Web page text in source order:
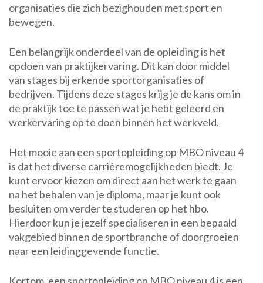
organisaties die zich bezighouden met sport en
bewegen.
Een belangrijk onderdeel van de opleiding is het
opdoen van praktijkervaring. Dit kan door middel
van stages bij erkende sportorganisaties of
bedrijven. Tijdens deze stages krijg je de kans om in
de praktijk toe te passen wat je hebt geleerd en
werkervaring op te doen binnen het werkveld.
Het mooie aan een sportopleiding op MBO niveau 4
is dat het diverse carrièremogelijkheden biedt. Je
kunt ervoor kiezen om direct aan het werk te gaan
na het behalen van je diploma, maar je kunt ook
besluiten om verder te studeren op het hbo.
Hierdoor kun je jezelf specialiseren in een bepaald
vakgebied binnen de sportbranche of doorgroeien
naar een leidinggevende functie.